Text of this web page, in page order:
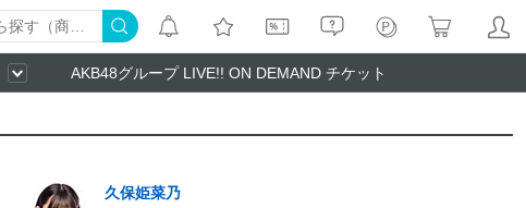
AKB48グループ LIVE!! ON DEMAND チケット
久保姫菜乃